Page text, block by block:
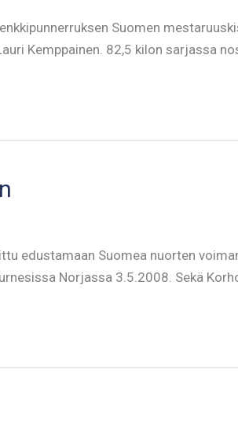
Suomen
Kemppainen. 82,5 kilon sarjassa
edustamaan Suomea nuorten
Norjassa 3.5.2008. Sekä